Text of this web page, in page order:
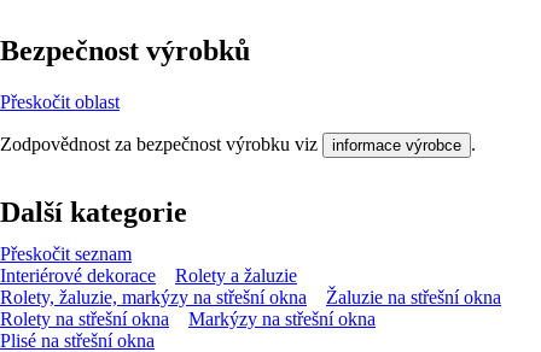
Bezpečnost výrobků
Přeskočit oblast
Zodpovědnost za bezpečnost výrobku viz informace výrobce .
Další kategorie
Přeskočit seznam
Interiérové dekorace
Rolety a žaluzie
Rolety, žaluzie, markýzy na střešní okna
Žaluzie na střešní okna
Rolety na střešní okna
Markýzy na střešní okna
Plisé na střešní okna